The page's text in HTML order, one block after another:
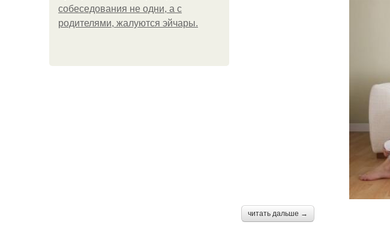
собеседования не одни, а с
родителями, жалуются эйчары.
читать дальше →